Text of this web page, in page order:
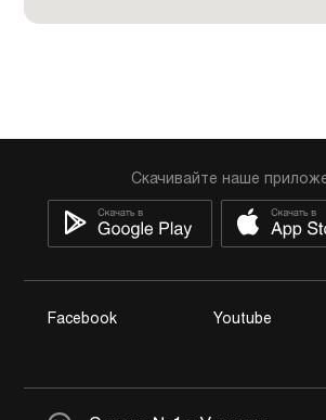
Скачивайте наше
Facebook Youtube